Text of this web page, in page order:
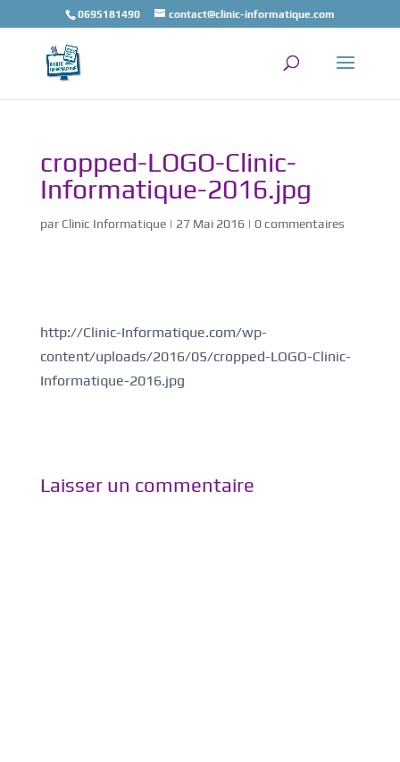
0695181490 contact@clinic-informatique.com
cropped-LOGO-Clinic-
Informatique-2016.jpg
par Clinic Informatique| 27 Mai 2016 | 0 commentaires
http://Clinic-Informatique.com/wp-
content/uploads/2016/05/cropped-LOGO-Clinic-
Informatique-2016.jpg
Laisser un commentaire